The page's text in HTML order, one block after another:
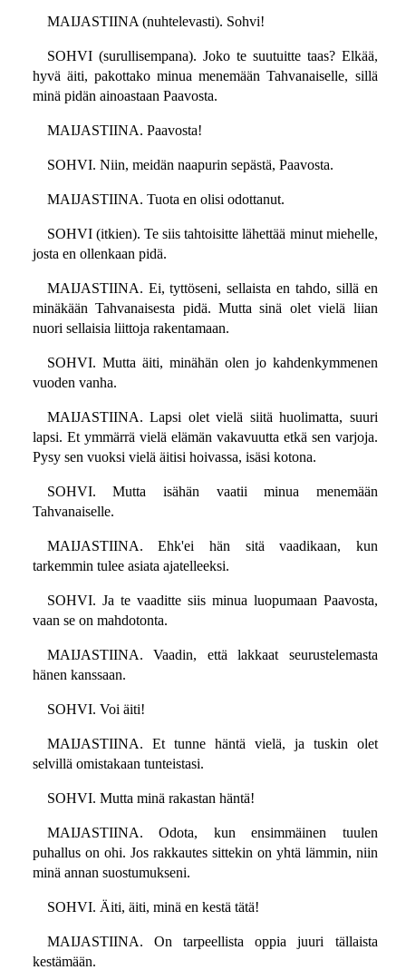
MAIJASTIINA (nuhtelevasti). Sohvi!
SOHVI (surullisempana). Joko te suutuitte taas? Elkää,
hyvä äiti, pakottako minua menemään Tahvanaiselle, sillä
minä pidän ainoastaan Paavosta.
MAIJASTIINA. Paavosta!
SOHVI. Niin, meidän naapurin sepästä, Paavosta.
MAIJASTIINA. Tuota en olisi odottanut.
SOHVI (itkien). Te siis tahtoisitte lähettää minut miehelle,
josta en ollenkaan pidä.
MAIJASTIINA. Ei, tyttöseni, sellaista en tahdo, sillä en
minäkään Tahvanaisesta pidä. Mutta sinä olet vielä liian
nuori sellaisia liittoja rakentamaan.
SOHVI. Mutta äiti, minähän olen jo kahdenkymmenen
vuoden vanha.
MAIJASTIINA. Lapsi olet vielä siitä huolimatta, suuri
lapsi. Et ymmärrä vielä elämän vakavuutta etkä sen varjoja.
Pysy sen vuoksi vielä äitisi hoivassa, isäsi kotona.
SOHVI. Mutta isähän vaatii minua menemään
Tahvanaiselle.
MAIJASTIINA. Ehk'ei hän sitä vaadikaan, kun
tarkemmin tulee asiata ajatelleeksi.
SOHVI. Ja te vaaditte siis minua luopumaan Paavosta,
vaan se on mahdotonta.
MAIJASTIINA. Vaadin, että lakkaat seurustelemasta
hänen kanssaan.
SOHVI. Voi äiti!
MAIJASTIINA. Et tunne häntä vielä, ja tuskin olet
selvillä omistakaan tunteistasi.
SOHVI. Mutta minä rakastan häntä!
MAIJASTIINA. Odota, kun ensimmäinen tuulen
puhallus on ohi. Jos rakkautes sittekin on yhtä lämmin, niin
minä annan suostumukseni.
SOHVI. Äiti, äiti, minä en kestä tätä!
MAIJASTIINA. On tarpeellista oppia juuri tällaista
kestämään.